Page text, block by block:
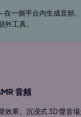
一個平台內生成音頻
外工具。
音頻
效果、沉浸式 3D 聲音